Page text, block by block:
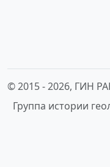
© 2015 -2026, ГИН
Группа истории